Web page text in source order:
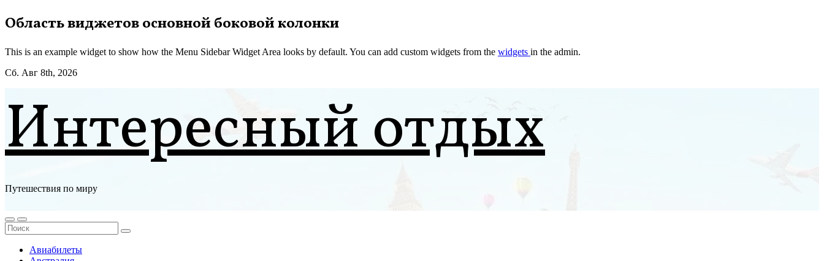
Перейти
к
Область виджетов основной боковой колонки
This is an example widget to show how the Menu Sidebar Widget Area looks by default. You can add custom widgets from the widgets in the admin.
Сб. Авг 8th, 2026
Интересный отдых
Путешествия по миру
Авиабилеты